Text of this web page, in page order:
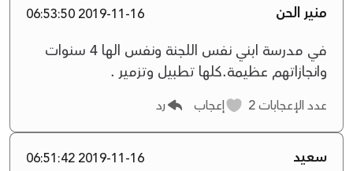
منير الحن 2019-11-16 06:53:50
في مدرسة ابني نفس اللجنة ونفس الها 4 سنوات
وانجازاتهم عظيمة.كلها تطبيل وتزمير .
عدد الإعجابات إعجاب رد
سعيد 2019-11-16 06:51:42